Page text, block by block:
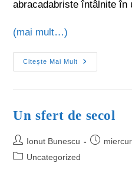
abracadabriste întâlnite în
(mai mult…)
Citește Mai Mult
Un sfert de secol
Ionut Bunescu
Uncategorized